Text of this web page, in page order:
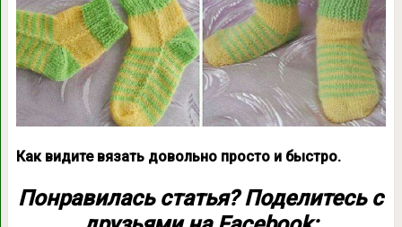
Как видите вязать довольно просто и быстро.
Понравилась статья? Поделитесь с